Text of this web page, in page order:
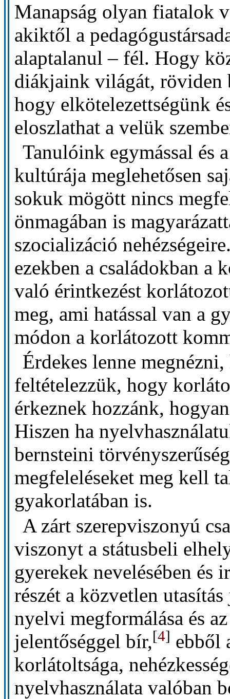
Manapság olyan fiatalok
akiktől a
alaptalanul – fél. Hogy
diákjaink világát, röviden
hogy elkötelezettségünk
eloszlathat a velük
Tanulóink egymással és
kultúrája meglehetősen
sokuk mögött nincs
önmagában is
szocializáció
ezekben a családokban a
való érintkezést
meg, ami hatással van a
módon a korlátozott
Érdekes lenne
feltételezzük, hogy
érkeznek hozzánk,
Hiszen ha
bernsteini
megfeleléseket meg kell
gyakorlatában is.
A zárt szerepviszonyú
viszonyt a státusbeli
gyerekek nevelésében és
részét a közvetlen
nyelvi megformálása és
jelentőséggel bír,[4] ebből
korlátoltsága,
nyelvhasználata valóban